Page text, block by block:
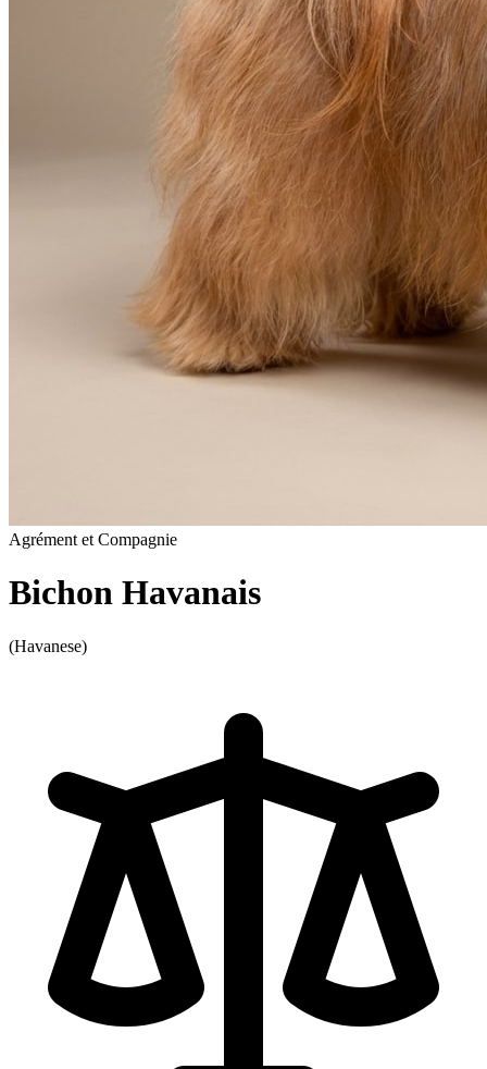
Agrément et Compagnie
Bichon Havanais
(Havanese)